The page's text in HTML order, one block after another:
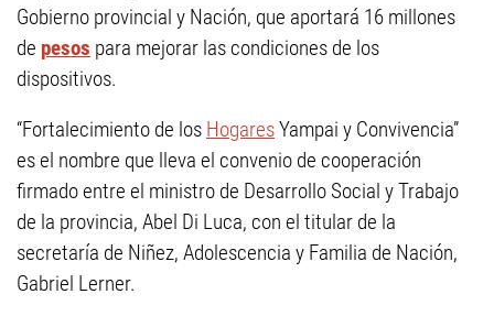
Gobierno provincial y Nación, que aportará 16 millones
de pesos para mejorar las condiciones de los
dispositivos.
“Fortalecimiento de los HogaresYampai y Convivencia”
es el nombre que lleva el convenio de cooperación
firmado entre el ministro de Desarrollo Social y Trabajo
de la provincia, Abel Di Luca, con el titular de la
secretaría de Niñez, Adolescencia y Familia de Nación,
Gabriel Lerner.